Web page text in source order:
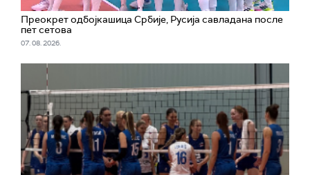
Преокрет одбојкашица Србије, Русија савладана после
пет сетова
07. 08. 2026.